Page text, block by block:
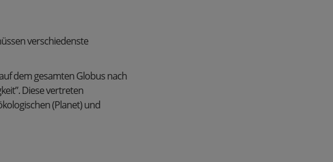
verschiedenste
dem gesamten Globus nach
Diese vertreten
(Planet) und